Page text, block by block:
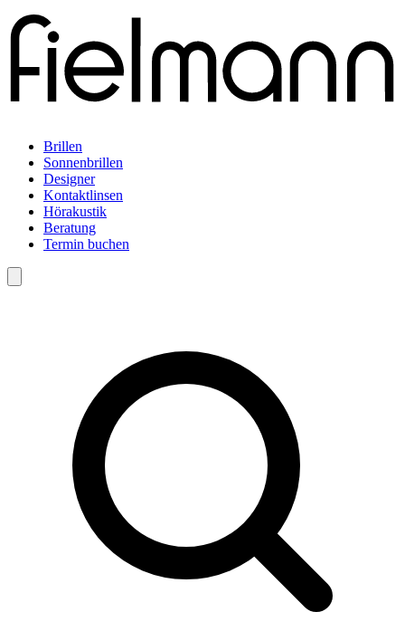
Brillen
Sonnenbrillen
Designer
Kontaktlinsen
Hörakustik
Beratung
Termin buchen